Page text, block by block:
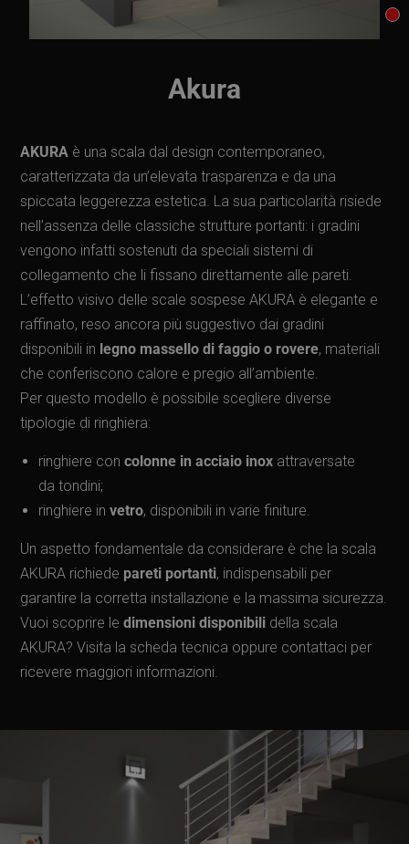
Akura
AKURA è una scala dal design contemporaneo,
caratterizzata da un’elevata trasparenza e da una
spiccata leggerezza estetica. La sua particolarità risiede
nell’assenza delle classiche strutture portanti: i gradini
vengono infatti sostenuti da speciali sistemi di
collegamento che li fissano direttamente alle pareti.
L’effetto visivo delle scale sospese AKURA è elegante e
raffinato, reso ancora più suggestivo dai gradini
disponibili in legno massello di faggio o rovere, materiali
che conferiscono calore e pregio all’ambiente.
Per questo modello è possibile scegliere diverse
tipologie di ringhiera:
ringhiere concolonne in acciaio inox attraversate
da tondini;
ringhiere invetro, disponibili in varie finiture.
Un aspetto fondamentale da considerare è che la scala
AKURA richiede pareti portanti, indispensabili per
garantire la corretta installazione e la massima sicurezza.
Vuoi scoprire ledimensioni disponibili della scala
AKURA? Visita la scheda tecnica oppure contattaci per
ricevere maggiori informazioni.